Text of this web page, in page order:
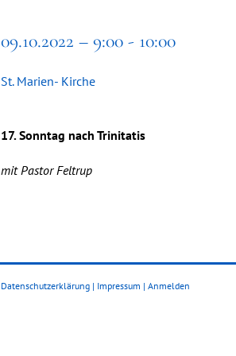
09.10.2022 – 9:00 - 10:00
St. Marien- Kirche
17. Sonntag nach Trinitatis
mit Pastor Feltrup
Datenschutzerklärung | Impressum | Anmelden